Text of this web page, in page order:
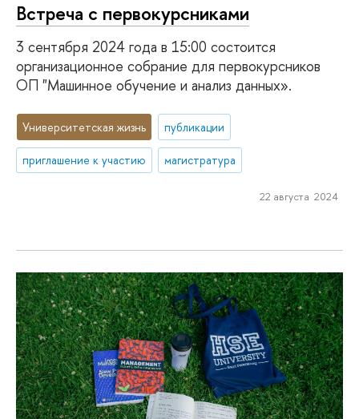
Встреча с первокурсниками
3 сентября 2024 года в 15:00 состоится
организационное собрание для первокурсников
ОП "Машинное обучение и анализ данных».
Университетская жизнь публикации
приглашение к участию магистратура
22 августа 2024